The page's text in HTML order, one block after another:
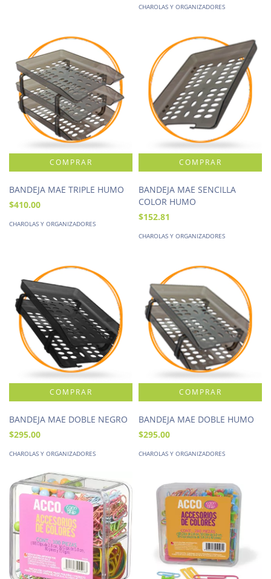
CHAROLAS Y ORGANIZADORES
BANDEJA MAE TRIPLE HUMO
$410.00
CHAROLAS Y ORGANIZADORES
BANDEJA MAE SENCILLA
COLOR HUMO
$152.81
CHAROLAS Y ORGANIZADORES
BANDEJA MAE DOBLE NEGRO
$295.00
CHAROLAS Y ORGANIZADORES
BANDEJA MAE DOBLE HUMO
$295.00
CHAROLAS Y ORGANIZADORES